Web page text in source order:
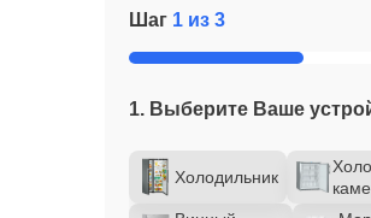
Шаг 1 из 3
1. Выберите Ваше
Холодильник